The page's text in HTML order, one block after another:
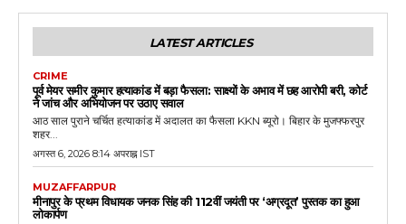
LATEST ARTICLES
CRIME
पूर्व मेयर समीर कुमार हत्याकांड में बड़ा फैसला: साक्ष्यों के अभाव में छह आरोपी बरी, कोर्ट
ने जांच और अभियोजन पर उठाए सवाल
आठ साल पुराने चर्चित हत्याकांड में अदालत का फैसला KKN ब्यूरो। बिहार के मुजफ्फरपुर
शहर...
अगस्त 6, 2026 8:14 अपराह्न IST
MUZAFFARPUR
मीनापुर के प्रथम विधायक जनक सिंह की 112वीं जयंती पर ‘अग्रदूत’ पुस्तक का हुआ
लोकार्पण